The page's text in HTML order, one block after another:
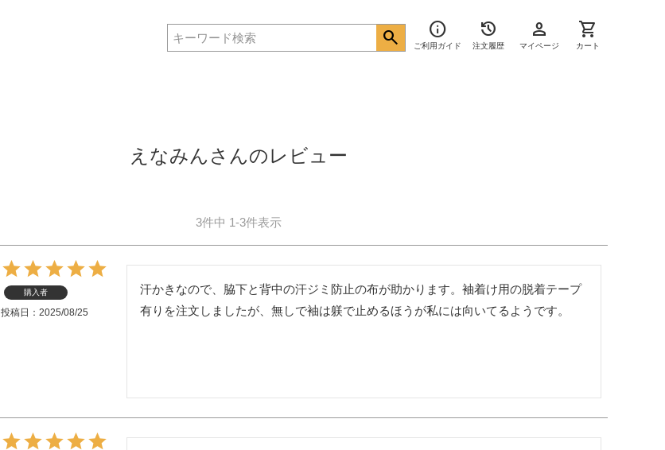
search info
ご利用ガイド
history
注文履歴
person
マイページ
shopping_cart
カート
えなみんさんのレビュー
3件中 1-3件表示
購入者
投稿日 2025/08/25
汗かきなので、脇下と背中の汗ジミ防止の布が助かります。袖着け用の脱着テープ
有りを注文しましたが、無しで袖は躾で止めるほうが私には向いてるようです。